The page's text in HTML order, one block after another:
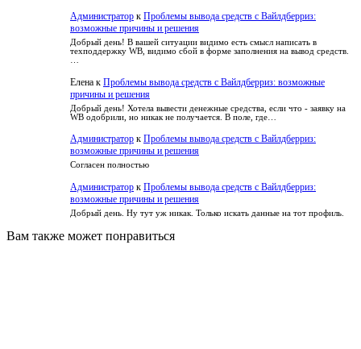
Администратор к Проблемы вывода средств с Вайлдберриз:
возможные причины и решения
Добрый день! В вашей ситуации видимо есть смысл написать в
техподдержку WB, видимо сбой в форме заполнения на вывод средств.
…
Елена к Проблемы вывода средств с Вайлдберриз: возможные
причины и решения
Добрый день! Хотела вывести денежные средства, если что - заявку на
WB одобрили, но никак не получается. В поле, где…
Администратор к Проблемы вывода средств с Вайлдберриз:
возможные причины и решения
Согласен полностью
Администратор к Проблемы вывода средств с Вайлдберриз:
возможные причины и решения
Добрый день. Ну тут уж никак. Только искать данные на тот профиль.
Вам также может понравиться